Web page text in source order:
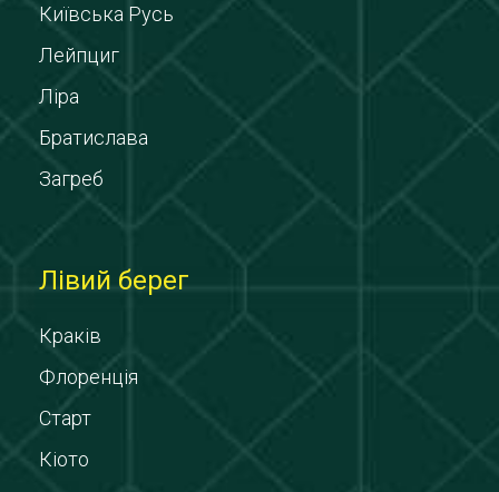
Київська Русь
Лейпциг
Ліра
Братислава
Загреб
Лівий берег
Краків
Флоренція
Старт
Кіото